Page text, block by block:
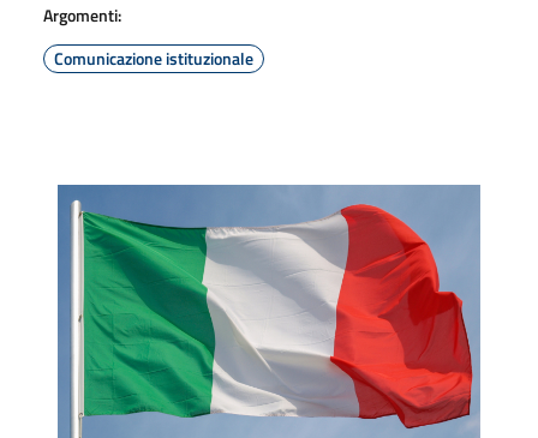
Argomenti:
Comunicazione istituzionale